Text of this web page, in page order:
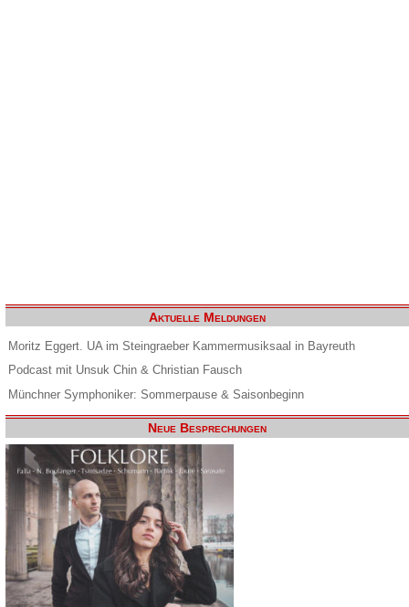
Aktuelle Meldungen
Moritz Eggert. UA im Steingraeber Kammermusiksaal in Bayreuth
Podcast mit Unsuk Chin & Christian Fausch
Münchner Symphoniker: Sommerpause & Saisonbeginn
Neue Besprechungen